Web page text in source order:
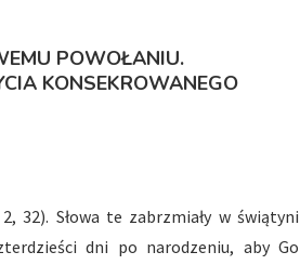
POWOŁANIU.
KONSEKROWANEGO
32). Słowa te zabrzmiały w świątyni
dni po narodzeniu, aby Go